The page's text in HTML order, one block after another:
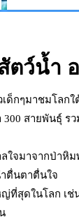
ว์น้ำ อ
กๆมาชมโลก
สายพันธุ์
ใจมาจากป่าหิ
ตื่นตาตื่นใจ
ที่สุดในโลก เ